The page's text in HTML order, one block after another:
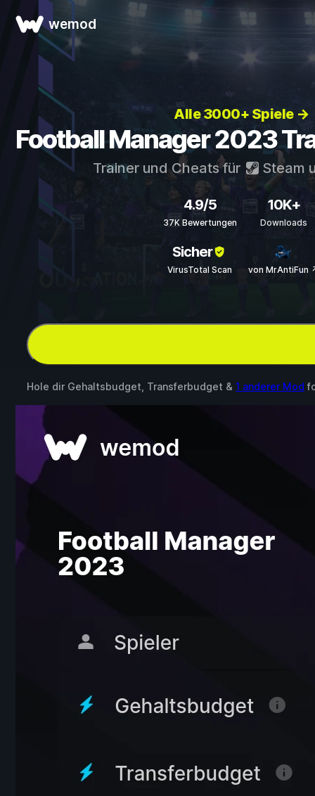
wemod
Alle 3000+ Spiele →
Football Manager 2023
Trainer und Cheats für Steam
4.9/5
37K Bewertungen
10K+
Downloads
Sicher
VirusTotal Scan von MrAntiFun
Hole dir Gehaltsbudget, Transferbudget & 1 anderer Mod